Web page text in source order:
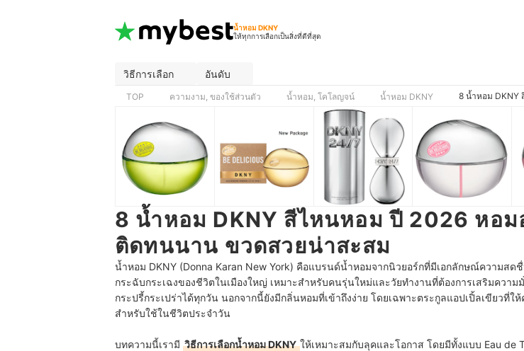
น้ำหอม DKNY
ให้ทุกการเลือกเป็นสิ่งที่ดีที่สุด
วิธีการเลือก อันดับ
TOP ความงาม, ของใช้ส่วนตัว น้ำหอม, โคโลญจน์ น้ำหอม DKNY 8 น้ำหอม DKNY
8 น้ำหอม DKNY สีไหนหอม ปี 2026 หอม
ติดทนนาน ขวดสวยน่าสะสม
น้ำหอม DKNY (Donna Karan New York) คือแบรนด์น้ำหอมจากนิวยอร์กที่มีเอกลักษณ์ความสด
กระฉับกระเฉงของชีวิตในเมืองใหญ่ เหมาะสำหรับคนรุ่นใหม่และวัยทำงานที่ต้องการเสริมความ
กระปรี้กระเปร่าได้ทุกวัน นอกจากนี้ยังมีกลิ่นหอมที่เข้าถึงง่าย โดยเฉพาะตระกูลแอปเปิ้ลเขียวที่ใ
สำหรับใช้ในชีวิตประจำวัน
บทความนี้เรามี วิธีการเลือกน้ำหอม DKNYให้เหมาะสมกับลุคและโอกาส โดยมีทั้งแบบ Eau de